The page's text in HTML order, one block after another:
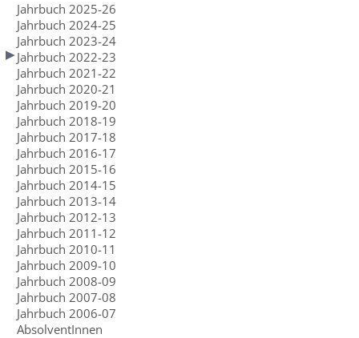
Jahrbuch 2025-26
Jahrbuch 2024-25
Jahrbuch 2023-24
Jahrbuch 2022-23
Jahrbuch 2021-22
Jahrbuch 2020-21
Jahrbuch 2019-20
Jahrbuch 2018-19
Jahrbuch 2017-18
Jahrbuch 2016-17
Jahrbuch 2015-16
Jahrbuch 2014-15
Jahrbuch 2013-14
Jahrbuch 2012-13
Jahrbuch 2011-12
Jahrbuch 2010-11
Jahrbuch 2009-10
Jahrbuch 2008-09
Jahrbuch 2007-08
Jahrbuch 2006-07
AbsolventInnen